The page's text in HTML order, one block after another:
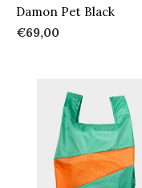
Damon Pet Black
€69,00